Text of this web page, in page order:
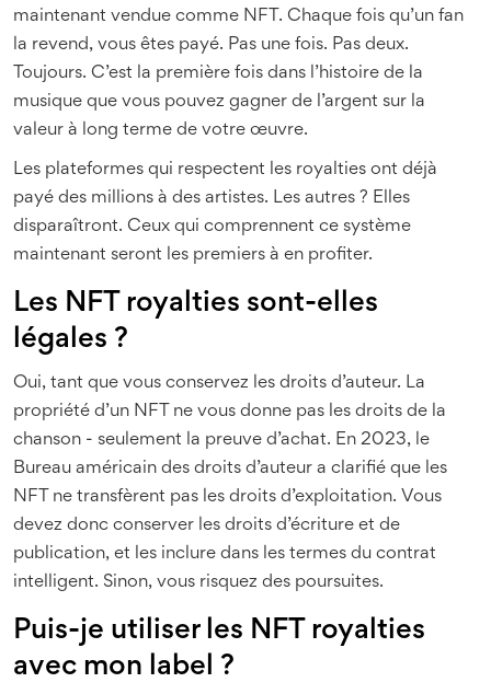
maintenant vendue comme NFT. Chaque fois qu’un fan
la revend, vous êtes payé. Pas une fois. Pas deux.
Toujours. C’est la première fois dans l’histoire de la
musique que vous pouvez gagner de l’argent sur la
valeur à long terme de votre œuvre.
Les plateformes qui respectent les royalties ont déjà
payé des millions à des artistes. Les autres ? Elles
disparaîtront. Ceux qui comprennent ce système
maintenant seront les premiers à en profiter.
Les NFT royalties sont-elles
légales ?
Oui, tant que vous conservez les droits d’auteur. La
propriété d’un NFT ne vous donne pas les droits de la
chanson - seulement la preuve d’achat. En 2023, le
Bureau américain des droits d’auteur a clarifié que les
NFT ne transfèrent pas les droits d’exploitation. Vous
devez donc conserver les droits d’écriture et de
publication, et les inclure dans les termes du contrat
intelligent. Sinon, vous risquez des poursuites.
Puis-je utiliser les NFT royalties
avec mon label ?